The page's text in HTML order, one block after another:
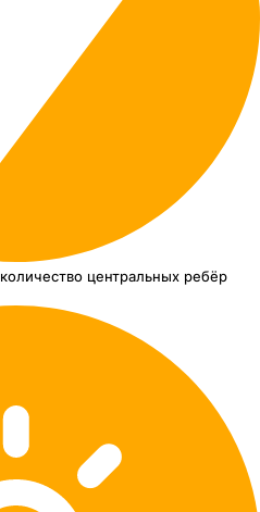
количество центральных ребёр